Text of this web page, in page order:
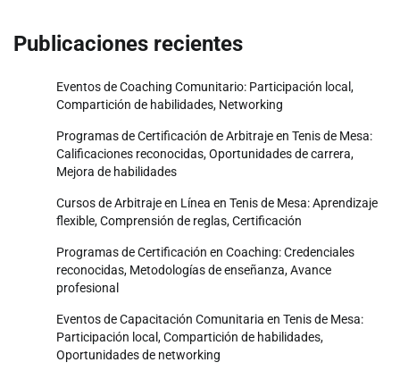
Publicaciones recientes
Eventos de Coaching Comunitario: Participación local,
Compartición de habilidades, Networking
Programas de Certificación de Arbitraje en Tenis de Mesa:
Calificaciones reconocidas, Oportunidades de carrera,
Mejora de habilidades
Cursos de Arbitraje en Línea en Tenis de Mesa: Aprendizaje
flexible, Comprensión de reglas, Certificación
Programas de Certificación en Coaching: Credenciales
reconocidas, Metodologías de enseñanza, Avance
profesional
Eventos de Capacitación Comunitaria en Tenis de Mesa:
Participación local, Compartición de habilidades,
Oportunidades de networking